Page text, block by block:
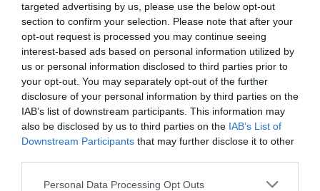
targeted advertising by us, please use the below opt-out
section to confirm your selection. Please note that after your
opt-out request is processed you may continue seeing
interest-based ads based on personal information utilized by
us or personal information disclosed to third parties prior to
your opt-out. You may separately opt-out of the further
disclosure of your personal information by third parties on the
IAB’s list of downstream participants. This information may
also be disclosed by us to third parties on the IAB’s List of
Downstream Participants that may further disclose it to other
Please note that this website/app uses one or more Google
Personal Data Processing Opt Outs
Προτεινόμενα άρθρα